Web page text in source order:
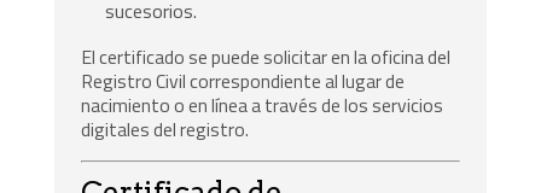
sucesorios.
El certificado se puede solicitar en la oficina del
Registro Civil correspondiente al lugar de
nacimiento o en línea a través de los servicios
digitales del registro.